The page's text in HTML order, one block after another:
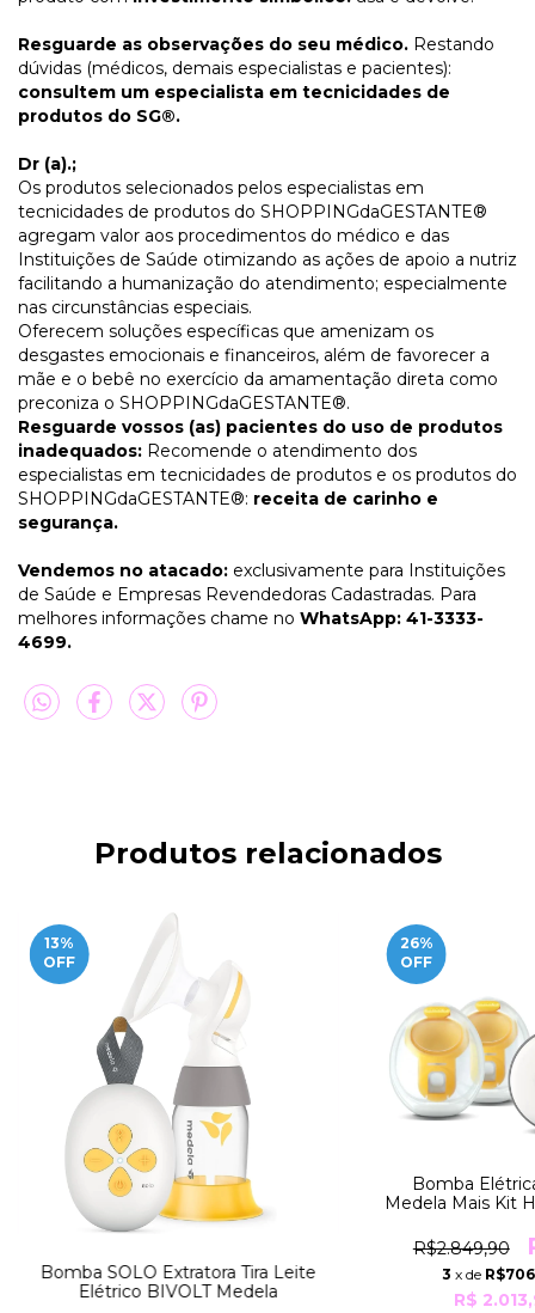
Resguarde as observações do seu médico. Restando
dúvidas (médicos, demais especialistas e pacientes):
consultem um especialista em tecnicidades de
produtos do SG®.
Dr (a).;
Os produtos selecionados pelos especialistas em
tecnicidades de produtos do SHOPPINGdaGESTANTE®
agregam valor aos procedimentos do médico e das
Instituições de Saúde otimizando as ações de apoio a nutriz
facilitando a humanização do atendimento; especialmente
nas circunstâncias especiais.
Oferecem soluções específicas que amenizam os
desgastes emocionais e financeiros, além de favorecer a
mãe e o bebê no exercício da amamentação direta como
preconiza o SHOPPINGdaGESTANTE®.
Resguarde vossos (as) pacientes do uso de produtos
inadequados: Recomende o atendimento dos
especialistas em tecnicidades de produtos e os produtos do
SHOPPINGdaGESTANTE®: receita de carinho e
segurança.
Vendemos no atacado: exclusivamente para Instituições
de Saúde e Empresas Revendedoras Cadastradas. Para
melhores informações chame no WhatsApp: 41-3333-
4699.
Produtos relacionados
13%
OFF
Bomba SOLO Extratora Tira Leite
Elétrico BIVOLT Medela
26%
OFF
Bomba
Medela Mais Kit
R$2.849,90
3 x de
R$